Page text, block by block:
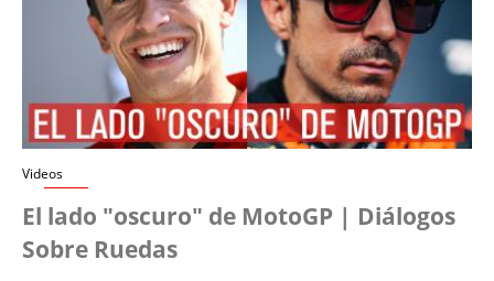
Videos
El lado "oscuro" de MotoGP | Diálogos
Sobre Ruedas